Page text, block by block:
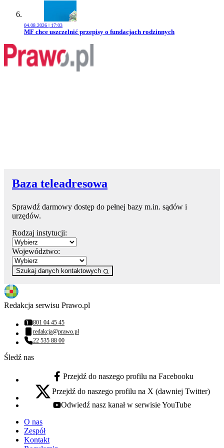
04.08.2026 | 17:03
Przejdź do artykułu:
MF chce uszczelnić przepisy o fundacjach rodzinnych
Baza teleadresowa
Sprawdź darmowy dostęp do pełnej bazy m.in. sądów i
urzędów.
Rodzaj instytucji:
Województwo:
Szukaj danych kontaktowych
Redakcja serwisu Prawo.pl
Numer telefonu:
801 04 45 45
Adres email:
redakcja@prawo.pl
Numer telefonu:
22 535 88 00
Śledź nas
facebook - otwiera się w nowej karcie
Przejdź do naszego profilu na Facebooku
x - otwiera się w nowej karcie
Przejdź do naszego profilu na X (dawniej Twitter)
youtube - otwiera się w nowej karcie
Odwiedź nasz kanał w serwisie YouTube
O nas
Zespół
Kontakt